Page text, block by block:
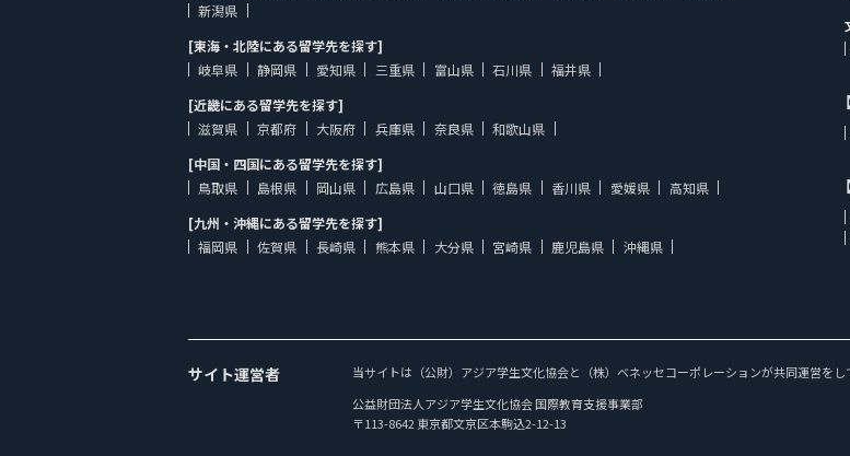
新潟県
[東海・北陸にある留学先を探す]
岐阜県
静岡県 愛知県 三重県 富山県 石川県
福井県
[近畿にある留学先を探す]
滋賀県
京都府 大阪府 兵庫県 奈良県
和歌山県
[中国・四国にある留学先を探す]
鳥取県
島根県 岡山県 広島県 山口県 徳島県 香川県 愛媛県
高知県
[九州・沖縄にある留学先を探す]
福岡県
佐賀県 長崎県 熊本県 大分県 宮崎県 鹿児島県 沖縄県
サイト運営者
当サイトは（公財）アジア学生文化協会と（株）ベネッセコーポレーションが共同運営をし
公益財団法人アジア学生文化協会 国際教育支援事業部
〒113-8642 東京都文京区本駒込2-12-13